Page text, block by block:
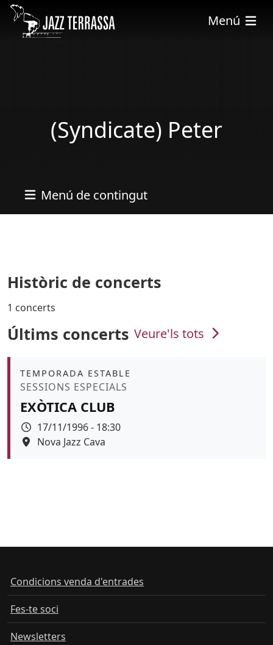
Vés al contingut
Menú
(Syndicate) Peter
Menú de contingut
Històric de concerts
1 concerts
Últims concerts Veure'ls tots
Àmbit
TEMPORADA ESTABLE
Promoció
SESSIONS ESPECIALS
EXÒTICA CLUB
Data
17/11/1996 - 18:30
Espai
Nova Jazz Cava
Condicions venda d'entrades
Fes-te soci
Newsletters